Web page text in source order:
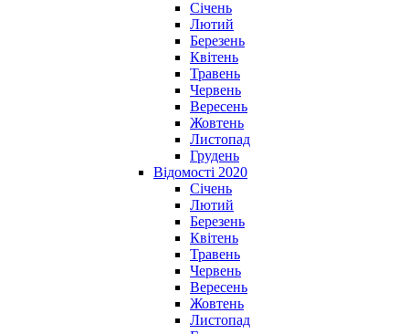
Січень
Лютий
Березень
Квітень
Травень
Червень
Вересень
Жовтень
Листопад
Грудень
Відомості 2020
Січень
Лютий
Березень
Квітень
Травень
Червень
Вересень
Жовтень
Листопад